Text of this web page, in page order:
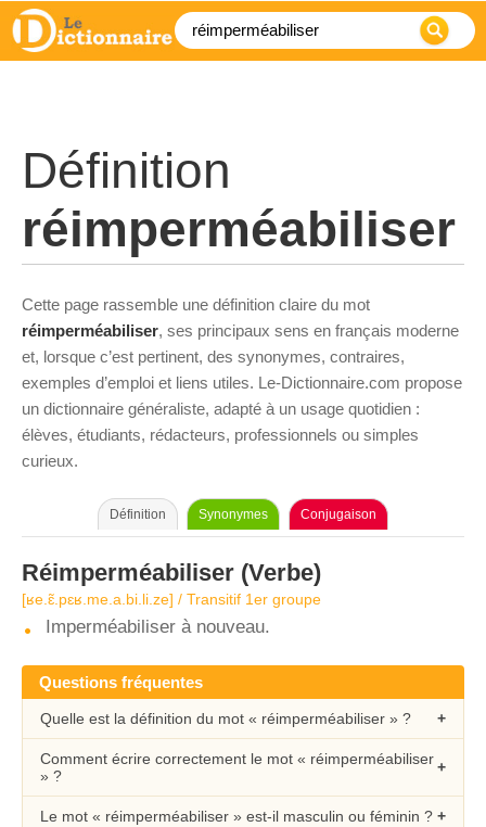
Définition
réimperméabiliser
Cette page rassemble une définition claire du mot
réimperméabiliser, ses principaux sens en français moderne
et, lorsque c’est pertinent, des synonymes, contraires,
exemples d’emploi et liens utiles. Le-Dictionnaire.com propose
un dictionnaire généraliste, adapté à un usage quotidien :
élèves, étudiants, rédacteurs, professionnels ou simples
curieux.
Définition Synonymes Conjugaison
Réimperméabiliser (Verbe)
[ʁe.ɛ̃.pɛʁ.me.a.bi.li.ze] / Transitif 1er groupe
Imperméabiliser à nouveau.
Questions fréquentes
Quelle est la définition du mot « réimperméabiliser » ?
Comment écrire correctement le mot « réimperméabiliser
» ?
Le mot « réimperméabiliser » est-il masculin ou féminin ?